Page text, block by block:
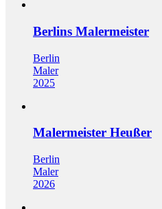
Berlins Malermeister
Berlin
Maler
2025
Malermeister Heußer
Berlin
Maler
2026